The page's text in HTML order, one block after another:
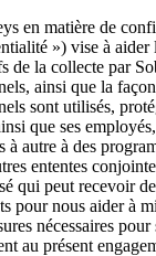
en matière de
») vise à aider
de la collecte par
ainsi que la
sont utilisés,
que ses
à autre à des
ententes
qui peut recevoir
pour nous aider à
nécessaires pour
au présent